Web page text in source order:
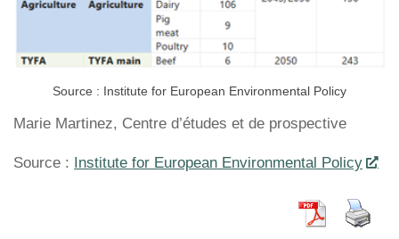
Source : Institute for European Environmental Policy
Marie Martinez, Centre d’études et de prospective
Source : Institute for European Environmental Policy